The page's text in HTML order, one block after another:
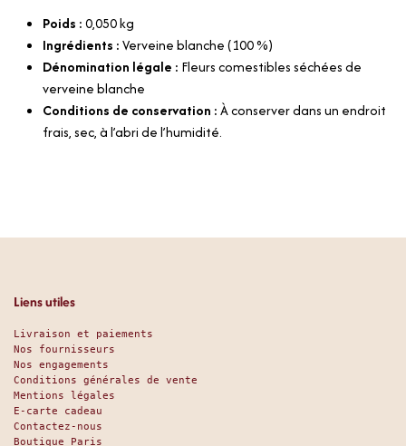
Poids :0,050kg
Ingrédients :Verveine blanche (100 %)
Dénomination légale : Fleurs comestibles séchées de
verveine blanche
Conditions de conservation :À conserver dans un endroit
frais, sec, à l’abri de l’humidité.
Liens utiles
Livraison et paiements
Nos fournisseurs
Nos engagements
Conditions générales de vente
Mentions légales
E-carte cadeau
Contactez-nous
Boutique Paris